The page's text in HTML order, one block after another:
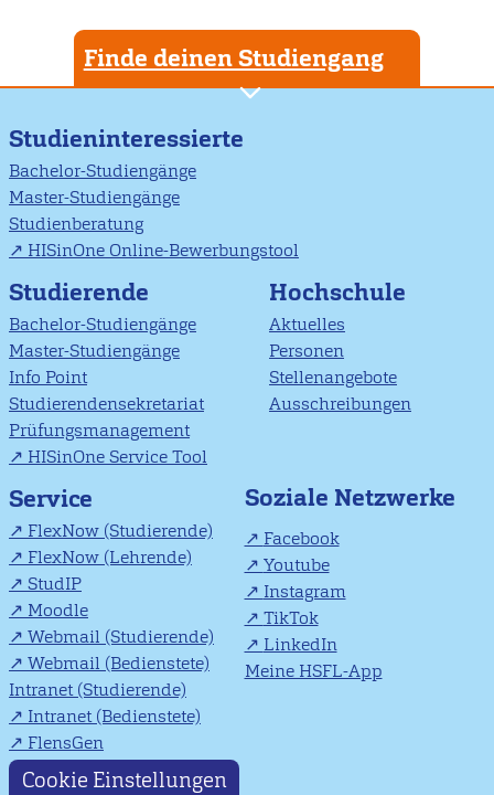
Finde deinen Studiengang
Studieninteressierte
Bachelor-Studiengänge
Master-Studiengänge
Studienberatung
HISinOne Online-Bewerbungstool
Studierende
Bachelor-Studiengänge
Master-Studiengänge
Info Point
Studierendensekretariat
Prüfungsmanagement
HISinOne Service Tool
Hochschule
Aktuelles
Personen
Stellenangebote
Ausschreibungen
Service
FlexNow (Studierende)
FlexNow (Lehrende)
StudIP
Moodle
Webmail (Studierende)
Webmail (Bedienstete)
Intranet (Studierende)
Intranet (Bedienstete)
FlensGen
Soziale Netzwerke
Facebook
Youtube
Instagram
TikTok
LinkedIn
Meine HSFL-App
Cookie Einstellungen